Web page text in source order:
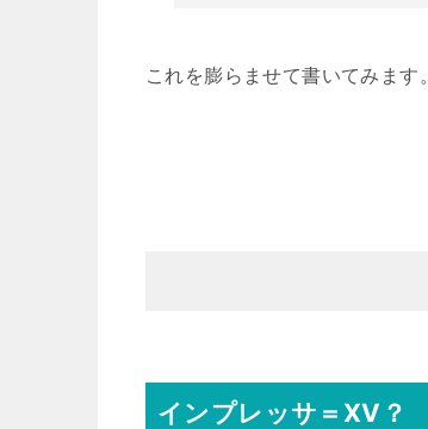
これを膨らませて書いてみます。
インプレッサ＝XV？